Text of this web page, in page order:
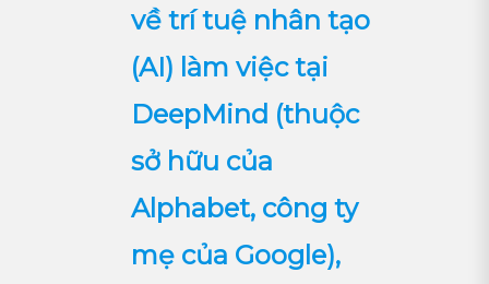
về trí tuệ nhân tạo
(AI) làm việc tại
DeepMind (thuộc
sở hữu của
Alphabet, công ty
mẹ của Google),